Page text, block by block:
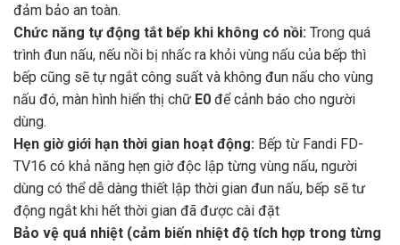
đảm bảo an toàn.
Chức năng tự động tắt bếp khi không có nồi: Trong quá
trình đun nấu, nếu nồi bị nhấc ra khỏi vùng nấu của bếp thì
bếp cũng sẽ tự ngắt công suất và không đun nấu cho vùng
nấu đó, màn hình hiển thị chữ E0 để cảnh báo cho người
dùng.
Hẹn giờ giới hạn thời gian hoạt động: Bếp từ Fandi FD-
TV16 có khả năng hẹn giờ độc lập từng vùng nấu, người
dùng có thể dễ dàng thiết lập thời gian đun nấu, bếp sẽ tư
động ngắt khi hết thời gian đã được cài đặt
Bảo vệ quá nhiệt (cảm biến nhiệt độ tích hợp trong từng